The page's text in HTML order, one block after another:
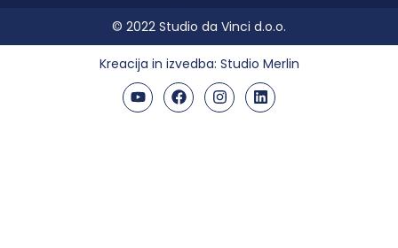
© 2022 Studio da Vinci d.o.o.
Kreacija in izvedba: Studio Merlin